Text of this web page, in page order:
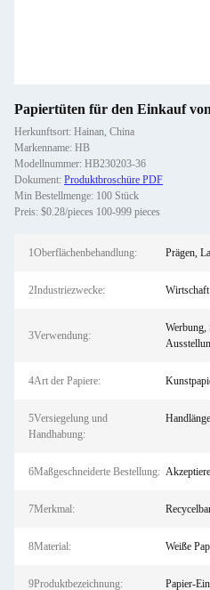
Papiertüten für den Einkauf
Herkunftsort: Hainan, China
Markenname: HB
Modellnummer: HB230203-36
Dokument: Produktbroschüre PDF
Min Bestellmenge: 100 Stück
Preis: $0.28/pieces 100-999 pieces
1Oberflächenbehandlung: Prägen,
2Industriezwecke:
3Verwendung:
Werbung,
4Art der Papiere:
5Versiegelung und
Handhabung:
6Maßgeschneiderte Bestellung:
7Merkmal:
8Material: Weiße
9Produktbezeichnung: Papier-